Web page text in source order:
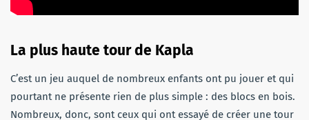
La plus haute tour de Kapla
C’est un jeu auquel de nombreux enfants ont pu jouer et qui
pourtant ne présente rien de plus simple : des blocs en bois.
Nombreux, donc, sont ceux qui ont essayé de créer une tour